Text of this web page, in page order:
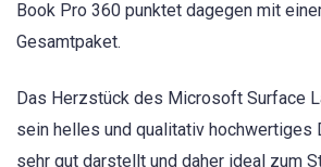
Book Pro 360 punktet dagegen mit
Gesamtpaket.
Das Herzstück des Microsoft Surface
sein helles und qualitativ hochwertiges
sehr gut darstellt und daher ideal zum